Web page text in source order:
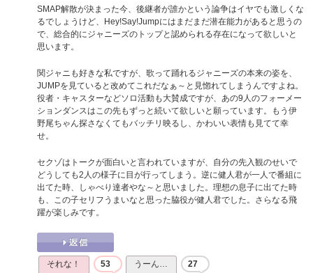
SMAP解散が決まった今、後継者が誰かという論争はイヤでも激しくな
るでしょうけど、Hey!Say!Jumpにはまだまだ潜在能力があると思うの
で、総合的にジャニーズのトップと認められる存在になって欲しいと
思います。
関ジャニも好きな私ですが、歌って踊れるジャニーズの本来の姿を、
JUMPを見ていると改めてこれだなぁ～と見惚れてしまうんですよね。
役者・キャスターなどソロ活動も大賛成ですが、あの9人のフォーメー
ションダンスはこの先もずっと続いて欲しいと願っています。もう伊
野尾ちゃん探さなくてもバッチリ映るし、かわいい表情も見てて幸
せ。
セクゾはトークが面白いと言われていますが、自分の先入観のせいで
どうしても2人の様子に目が行ってしまう。逆に健人君が一人で番組に
出てた時、しゃべり達者やな～と思いました。理想の息子に出てた時
も、この子セリフうまいなと思った脇役が健人君でした。さらなる飛
躍が楽しみです。
それな！ 53 うーん… 27